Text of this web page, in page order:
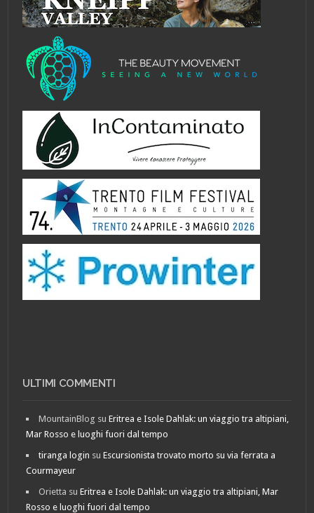
ULTIMI COMMENTI
MountainBlog suEritrea e Isole Dahlak: un viaggio tra altipiani,
Mar Rosso e luoghi fuori dal tempo
tiranga login suEscursionista trovato morto su via ferrata a
Courmayeur
Orietta suEritrea e Isole Dahlak: un viaggio tra altipiani, Mar
Rosso e luoghi fuori dal tempo